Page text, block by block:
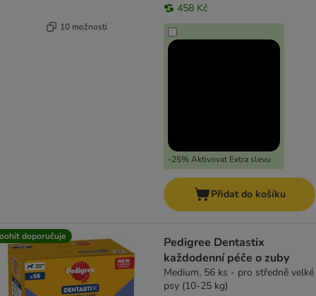
10 možností
458 Kč
-25% Aktivovat Extra slevu
Přidat do košíku
doporučuje
Pedigree Dentastix
každodenní péče o zuby
Medium, 56 ks - pro středně velké
psy (10-25 kg)